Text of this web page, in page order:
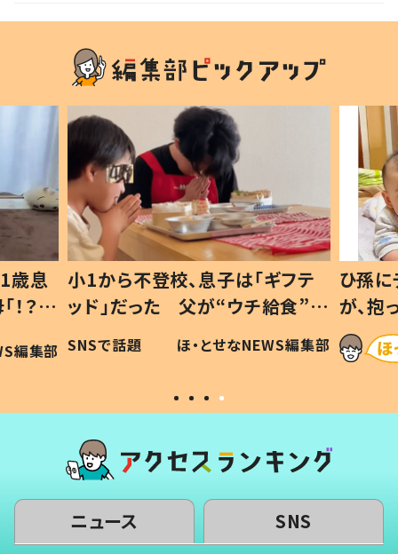
歳息
？」
編集部
小1から不登校、息子は「ギフテ
ッド」だった 父が“ウチ給食”を
作り続ける理由とは #令和の親
#令和の子
SNSで話題 ほ・とせなNEWS編集部
ひ孫
が、
「涙が
い」
ニュース SNS